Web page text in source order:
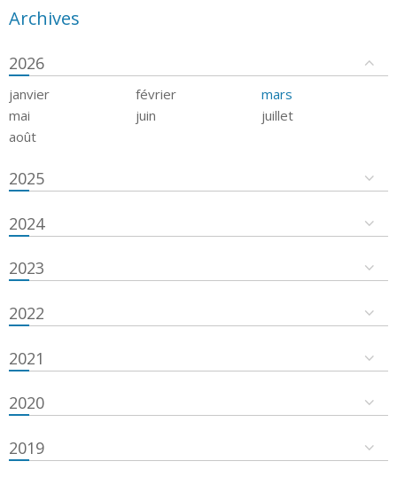
Archives
2026
janvier février
mars
mai
juin
juillet
août
2025
2024
2023
2022
2021
2020
2019